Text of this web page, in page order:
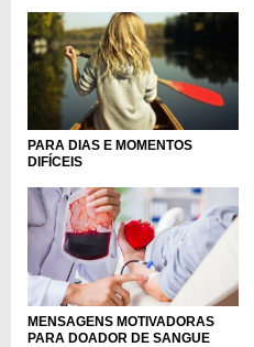
PARA DIAS E MOMENTOS
DIFÍCEIS
MENSAGENS MOTIVADORAS
PARA DOADOR DE SANGUE